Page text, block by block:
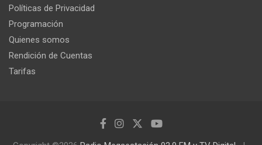
Políticas de Privacidad
Programación
Quienes somos
Rendición de Cuentas
Tarifas